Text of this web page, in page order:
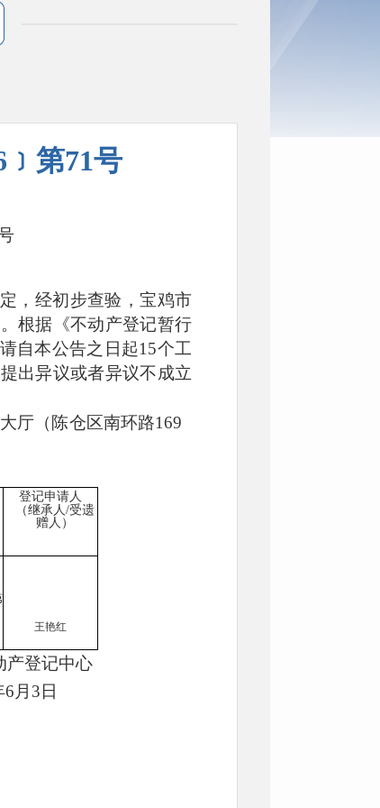
第71号
，经初步查验，宝鸡市
根据《不动产登记暂行
自本公告之日起15个工
出异议或者异议不成立
厅（陈仓区南环路169
登记申请人
（继承人/受遗
赠人）
王艳红
产登记中心
3日